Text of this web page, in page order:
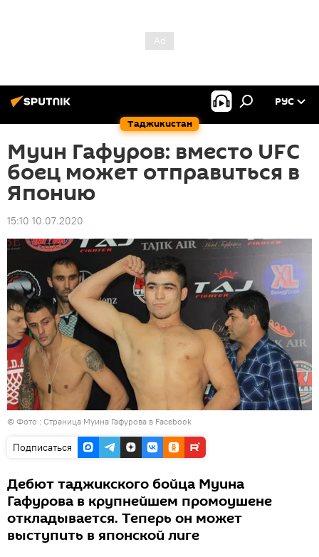
Таджикистан
РУС
Муин Гафуров: вместо UFC
боец может отправиться в
Японию
15:10 10.07.2020
© Фото : Страница Муина Гафурова в Facebook
Подписаться
Дебют таджикского бойца Муина
Гафурова в крупнейшем промоушене
откладывается. Теперь он может
выступить в японской лиге